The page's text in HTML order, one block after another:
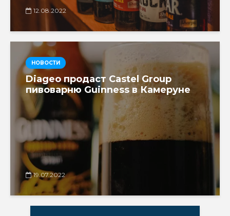
12.08.2022
НОВОСТИ
Diageo продаст Castel Group
пивоварню Guinness в Камеруне
19.07.2022